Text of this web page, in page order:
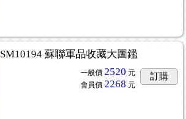
SM10194 蘇聯軍品收藏大圖鑑
一般價 2520 元
會員價 2268 元
訂購